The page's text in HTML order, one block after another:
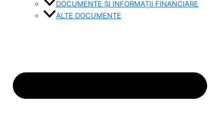
DOCUMENTE ȘI INFORMAȚII FINANCIARE
ALTE DOCUMENTE